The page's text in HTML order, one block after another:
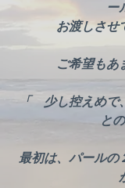
ー
お渡しさせ
ご希望もあ
「　少し控えめで
と
最初は、パールの